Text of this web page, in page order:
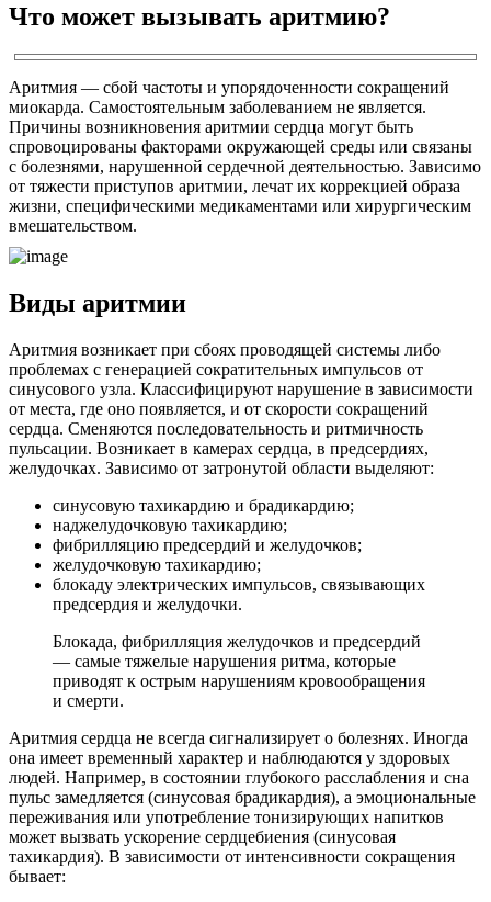
Что может вызывать аритмию?
Аритмия — сбой частоты и упорядоченности сокращений
миокарда. Самостоятельным заболеванием не является.
Причины возникновения аритмии сердца могут быть
спровоцированы факторами окружающей среды или связаны
с болезнями, нарушенной сердечной деятельностью. Зависимо
от тяжести приступов аритмии, лечат их коррекцией образа
жизни, специфическими медикаментами или хирургическим
вмешательством.
Виды аритмии
Аритмия возникает при сбоях проводящей системы либо
проблемах с генерацией сократительных импульсов от
синусового узла. Классифицируют нарушение в зависимости
от места, где оно появляется, и от скорости сокращений
сердца. Сменяются последовательность и ритмичность
пульсации. Возникает в камерах сердца, в предсердиях,
желудочках. Зависимо от затронутой области выделяют:
синусовую тахикардию и брадикардию;
наджелудочковую тахикардию;
фибрилляцию предсердий и желудочков;
желудочковую тахикардию;
блокаду электрических импульсов, связывающих
предсердия и желудочки.
Блокада, фибрилляция желудочков и предсердий
— самые тяжелые нарушения ритма, которые
приводят к острым нарушениям кровообращения
и смерти.
Аритмия сердца не всегда сигнализирует о болезнях. Иногда
она имеет временный характер и наблюдаются у здоровых
людей. Например, в состоянии глубокого расслабления и сна
пульс замедляется (синусовая брадикардия), а эмоциональные
переживания или употребление тонизирующих напитков
может вызвать ускорение сердцебиения (синусовая
тахикардия). В зависимости от интенсивности сокращения
бывает: